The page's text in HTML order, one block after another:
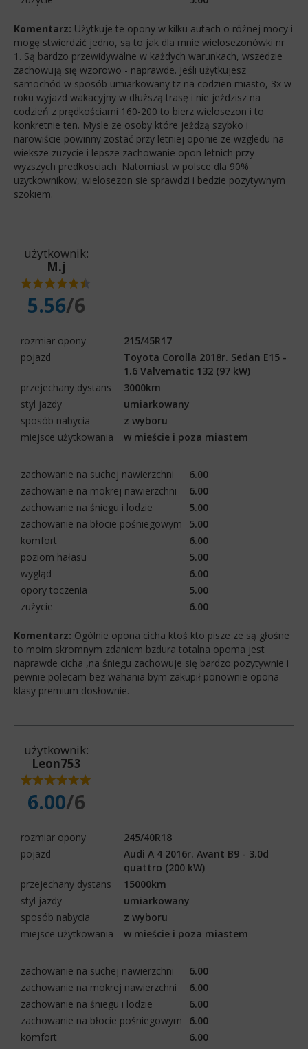
Komentarz: Użytkuje te opony w kilku autach o różnej mocy i
mogę stwierdzić jedno, są to jak dla mnie wielosezonówki nr
1. Są bardzo przewidywalne w każdych warunkach, wszedzie
zachowują się wzorowo - naprawde. Jeśli użytkujesz
samochód w sposób umiarkowany tz na codzien miasto, 3x w
roku wyjazd wakacyjny w dłuższą trasę i nie jeździsz na
codzień z prędkościami 160-200 to bierz wielosezon i to
konkretnie ten. Mysle ze osoby które jeżdzą szybko i
narowiście powinny zostać przy letniej oponie ze wzgledu na
wieksze zuzycie i lepsze zachowanie opon letnich przy
wyzszych predkosciach. Natomiast w polsce dla 90%
uzytkownikow, wielosezon sie sprawdzi i bedzie pozytywnym
szokiem.
użytkownik:
M.j
5.56/6
rozmiar opony
215/45R17
pojazd
Toyota Corolla 2018r. Sedan E15 -
1.6 Valvematic 132 (97 kW)
przejechany dystans
3000km
styl jazdy
umiarkowany
sposób nabycia
z wyboru
miejsce użytkowania
w mieście i poza miastem
zachowanie na suchej nawierzchni
6.00
zachowanie na mokrej nawierzchni
6.00
zachowanie na śniegu i lodzie
5.00
zachowanie na błocie pośniegowym
5.00
komfort
6.00
poziom hałasu
5.00
wygląd
6.00
opory toczenia
5.00
zużycie
6.00
Komentarz: Ogólnie opona cicha ktoś kto pisze ze są głośne
to moim skromnym zdaniem bzdura totalna opoma jest
naprawde cicha ,na śniegu zachowuje się bardzo pozytywnie i
pewnie polecam bez wahania bym zakupił ponownie opona
klasy premium dosłownie.
użytkownik:
Leon753
6.00/6
rozmiar opony
245/40R18
pojazd
Audi A 4 2016r. Avant B9 - 3.0d
quattro (200 kW)
przejechany dystans
15000km
styl jazdy
umiarkowany
sposób nabycia
z wyboru
miejsce użytkowania
w mieście i poza miastem
zachowanie na suchej nawierzchni
6.00
zachowanie na mokrej nawierzchni
6.00
zachowanie na śniegu i lodzie
6.00
zachowanie na błocie pośniegowym
6.00
komfort
6.00